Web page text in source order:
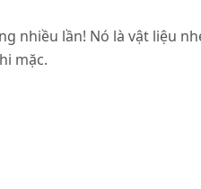
nhiều lần! Nó là vật liệu
mặc.